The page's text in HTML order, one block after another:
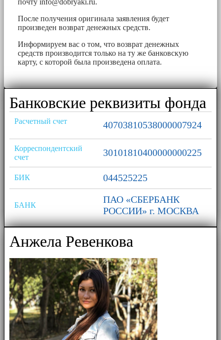
После получения оригинала заявления будет
произведен возврат денежных средств.
Информируем вас о том, что возврат денежных
средств производится только на ту же банковскую
карту, с которой была произведена оплата.
Банковские реквизиты фонда
Расчетный счет 40703810538000007924
Корреспондентский
счет
30101810400000000225
БИК 044525225
БАНК
ПАО «СБЕРБАНК
РОССИИ» г. МОСКВА
Анжела Ревенкова